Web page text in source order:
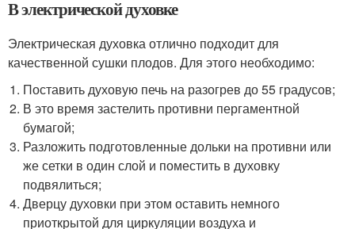
В электрической духовке
Электрическая духовка отлично подходит для
качественной сушки плодов. Для этого необходимо:
Поставить духовую печь на разогрев до 55 градусов;
В это время застелить противни пергаментной
бумагой;
Разложить подготовленные дольки на противни или
же сетки в один слой и поместить в духовку
подвялиться;
Дверцу духовки при этом оставить немного
приоткрытой для циркуляции воздуха и